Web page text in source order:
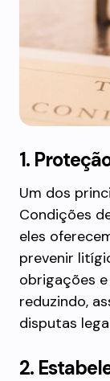
1.
Um dos
Condições
eles
prevenir
obrigações
reduzindo,
disputas
2.